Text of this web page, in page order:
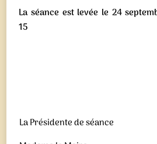
La séance est levée le 24
15
La Présidente de séance